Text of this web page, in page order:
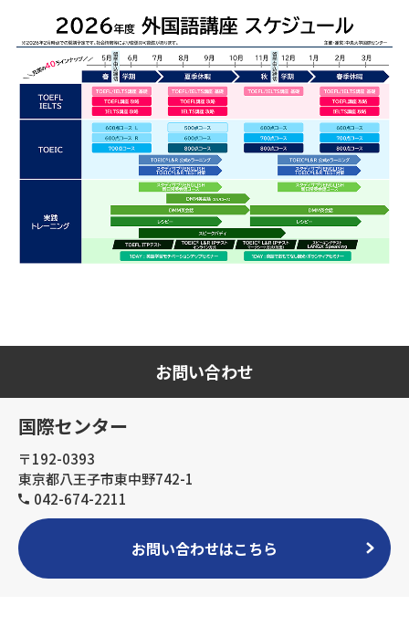
お問い合わせ
国際センター
〒192-0393
東京都八王子市東中野742-1
042-674-2211
お問い合わせはこちら